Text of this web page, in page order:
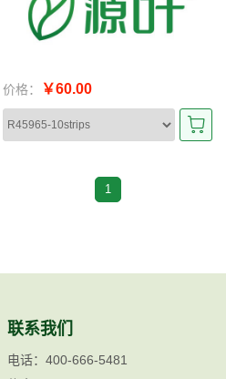
价格： ￥60.00
1
联系我们
电话：400-666-5481